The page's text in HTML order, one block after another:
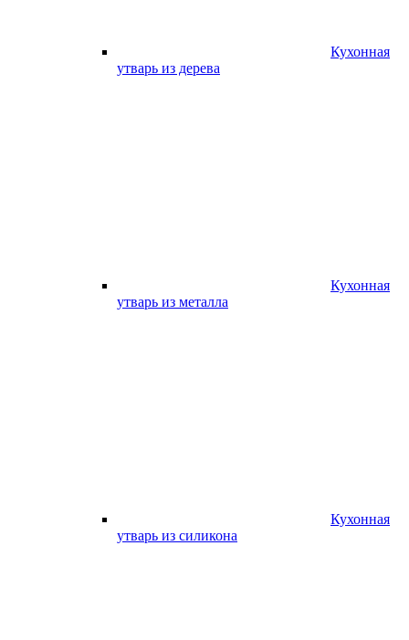
Кухонная
утварь из дерева
Кухонная
утварь из металла
Кухонная
утварь из силикона